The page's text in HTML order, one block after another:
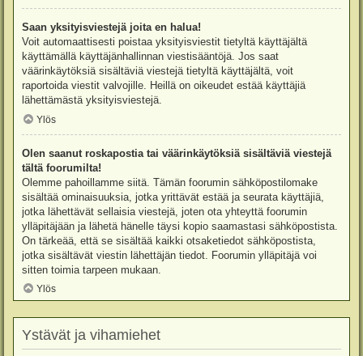
Saan yksityisviestejä joita en halua!
Voit automaattisesti poistaa yksityisviestit tietyltä käyttäjältä
käyttämällä käyttäjänhallinnan viestisääntöjä. Jos saat
väärinkäytöksiä sisältäviä viestejä tietyltä käyttäjältä, voit
raportoida viestit valvojille. Heillä on oikeudet estää käyttäjiä
lähettämästä yksityisviestejä.
Ylös
Olen saanut roskapostia tai väärinkäytöksiä sisältäviä viestejä
tältä foorumilta!
Olemme pahoillamme siitä. Tämän foorumin sähköpostilomake
sisältää ominaisuuksia, jotka yrittävät estää ja seurata käyttäjiä,
jotka lähettävät sellaisia viestejä, joten ota yhteyttä foorumin
ylläpitäjään ja lähetä hänelle täysi kopio saamastasi sähköpostista.
On tärkeää, että se sisältää kaikki otsaketiedot sähköpostista,
jotka sisältävät viestin lähettäjän tiedot. Foorumin ylläpitäjä voi
sitten toimia tarpeen mukaan.
Ylös
Ystävät ja vihamiehet